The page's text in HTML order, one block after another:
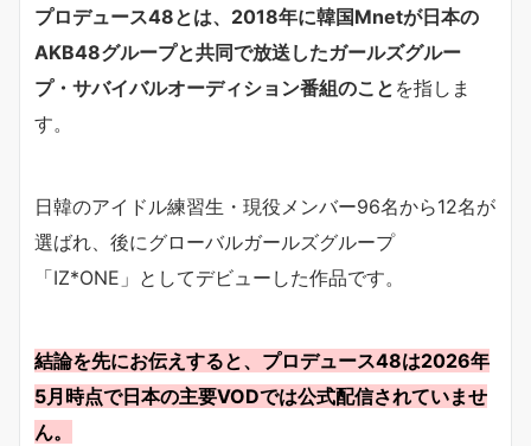
プロデュース48とは、2018年に韓国Mnetが日本の
AKB48グループと共同で放送したガールズグルー
プ・サバイバルオーディション番組のこと を指しま
す。
日韓のアイドル練習生・現役メンバー96名から12名が
選ばれ、後にグローバルガールズグループ
「IZ*ONE」としてデビューした作品です。
結論を先にお伝えすると、プロデュース48は2026年
5月時点で日本の主要VODでは公式配信されていませ
ん。